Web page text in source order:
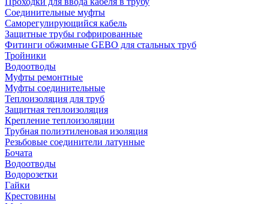
Соединительные муфты
Саморегулирующийся кабель
Защитные трубы гофрированные
Фитинги обжимные GEBO для стальных труб
Тройники
Водоотводы
Муфты ремонтные
Муфты соединительные
Теплоизоляция для труб
Защитная теплоизоляция
Крепление теплоизоляции
Трубная полиэтиленовая изоляция
Резьбовые соединители латунные
Бочата
Водоотводы
Водорозетки
Гайки
Крестовины